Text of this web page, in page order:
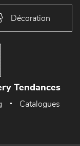
Décoration
Tendances
Catalogues